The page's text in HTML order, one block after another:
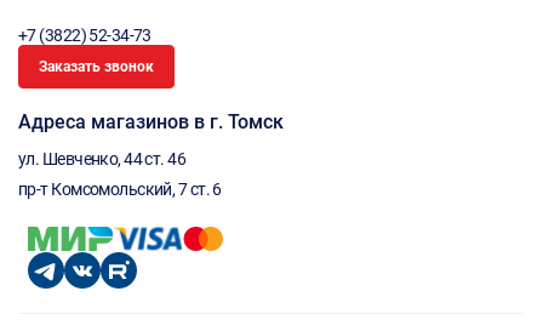
+7 (3822) 52-34-73
Заказать звонок
Адреса магазинов в г. Томск
ул. Шевченко, 44 ст. 46
пр-т Комсомольский, 7 ст. 6